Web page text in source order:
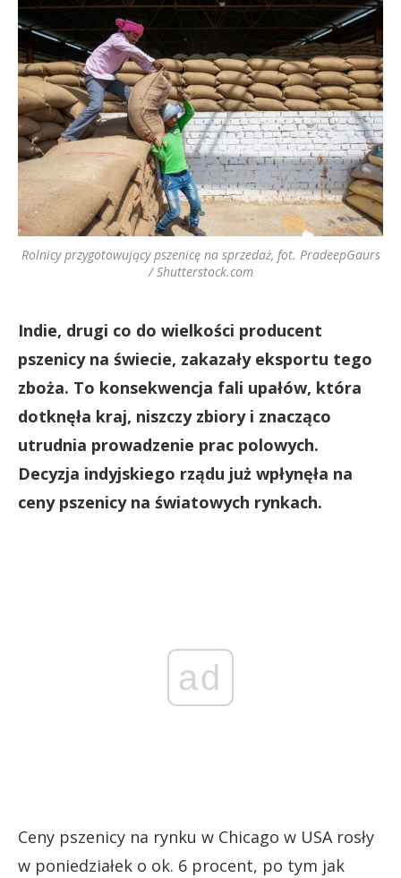
Rolnicy przygotowujący pszenicę na sprzedaż, fot. PradeepGaurs
/ Shutterstock.com
Indie, drugi co do wielkości producent
pszenicy na świecie, zakazały eksportu tego
zboża. To konsekwencja fali upałów, która
dotknęła kraj, niszczy zbiory i znacząco
utrudnia prowadzenie prac polowych.
Decyzja indyjskiego rządu już wpłynęła na
ceny pszenicy na światowych rynkach.
ad
Ceny pszenicy na rynku w Chicago w USA rosły
w poniedziałek o ok. 6 procent, po tym jak